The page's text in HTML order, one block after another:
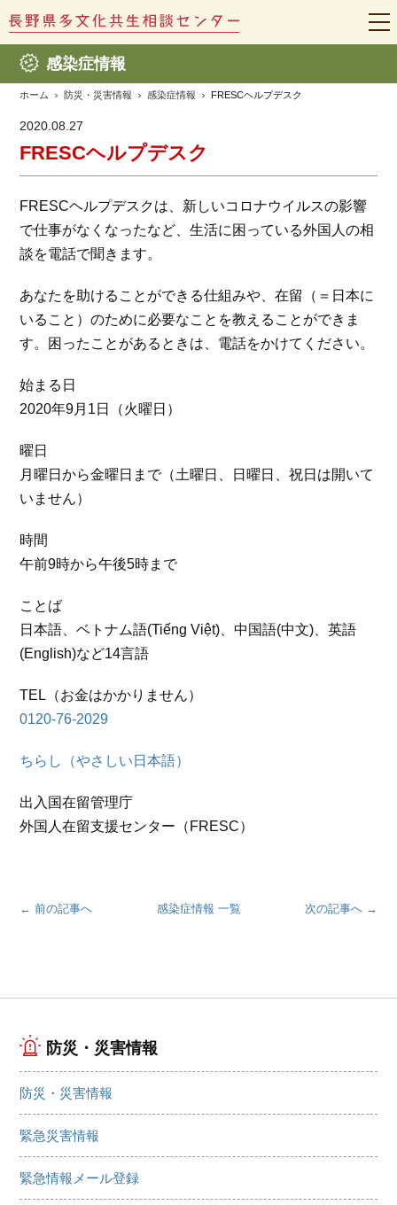
t
l
感染症情報
ホーム 防災・災害情報 感染症情報 FRESCヘルプデスク
2020.08.27
FRESCヘルプデスク
FRESCヘルプデスクは、新しいコロナウイルスの影響
で仕事がなくなったなど、生活に困っている外国人の相
談を電話で聞きます。
あなたを助けることができる仕組みや、在留（＝日本に
いること）のために必要なことを教えることができま
す。困ったことがあるときは、電話をかけてください。
始まる日
2020年9月1日（火曜日）
曜日
月曜日から金曜日まで（土曜日、日曜日、祝日は開いて
いません）
時間
午前9時から午後5時まで
ことば
日本語、ベトナム語(Tiếng Việt)、中国語(中文)、英語
(English)など14言語
TEL（お金はかかりません）
0120-76-2029
ちらし（やさしい日本語）
出入国在留管理庁
外国人在留支援センター（FRESC）
← 前の記事へ 次の記事へ →
感染症情報 一覧
防災・災害情報
防災・災害情報
緊急災害情報
緊急情報メール登録